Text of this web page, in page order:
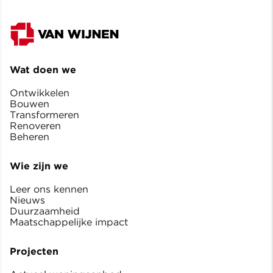
Wat doen we
Ontwikkelen
Bouwen
Transformeren
Renoveren
Beheren
Wie zijn we
Leer ons kennen
Nieuws
Duurzaamheid
Maatschappelijke impact
Projecten